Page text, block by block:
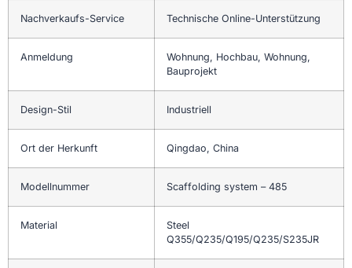
Nachverkaufs-Service Technische Online-Unterstützung
Anmeldung
Wohnung, Hochbau, Wohnung,
Bauprojekt
Design-Stil Industriell
Ort der Herkunft Qingdao, China
Modellnummer Scaffolding system – 485
Material
Steel
Q355/Q235/Q195/Q235/S235JR